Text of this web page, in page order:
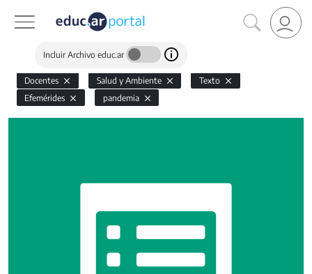
Incluir Archivo educ.ar
Docentes Salud y Ambiente
Texto
Efemérides
pandemia